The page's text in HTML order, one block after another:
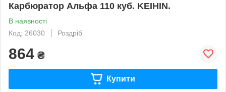
Карбюратор Альфа 110 куб. KEIHIN.
В наявності
Код: 26030
Роздріб
864 ₴
Купити